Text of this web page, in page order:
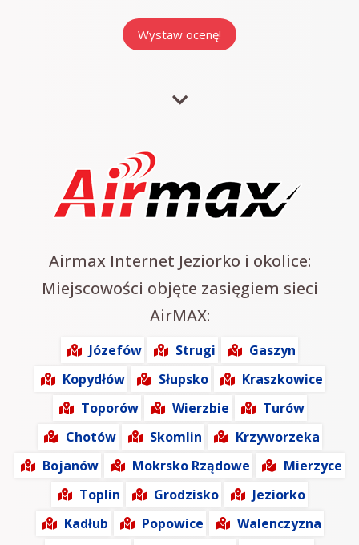
Airmax Internet Jeziorko i okolice:
Miejscowości objęte zasięgiem sieci
AirMAX:
Józefów Strugi
Gaszyn
Kopydłów
Słupsko
Kraszkowice
Toporów
Wierzbie
Turów
Chotów
Skomlin
Krzyworzeka
Bojanów
Mokrsko Rządowe
Mierzyce
Toplin
Grodzisko
Jeziorko
Kadłub
Popowice
Walenczyzna